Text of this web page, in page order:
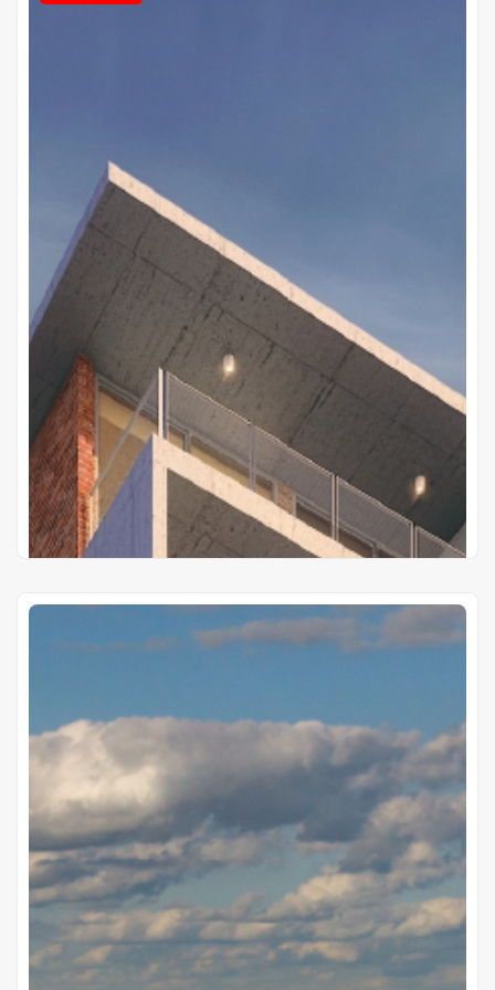
Precio desdeGs 667.000.000
Cuotas de
Gs 9.800.000
10 años de plazo
Lares
Cap. Víctor Manuel Brizuela y República Dominicana Nº
650, Asunción.
Precio desde Gs 177.000.000
Cuotas de
Gs 1.750.000
20 años de plazo